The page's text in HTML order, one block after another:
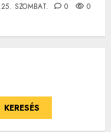
SZOMBAT. 0 0
KERESÉS